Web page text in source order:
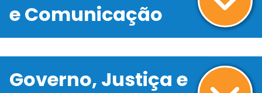
e Comunicação
Governo, Justiça e